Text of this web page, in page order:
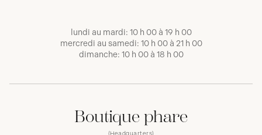
lundi au mardi: 10 h 00 à 19 h 00
mercredi au samedi: 10 h 00 à 21 h 00
dimanche: 10 h 00 à 18 h 00
Boutique phare